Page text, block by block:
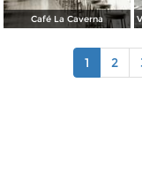
Café La Caverna
1 2